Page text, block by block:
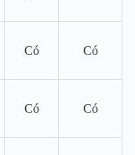
Có Có
Có Có